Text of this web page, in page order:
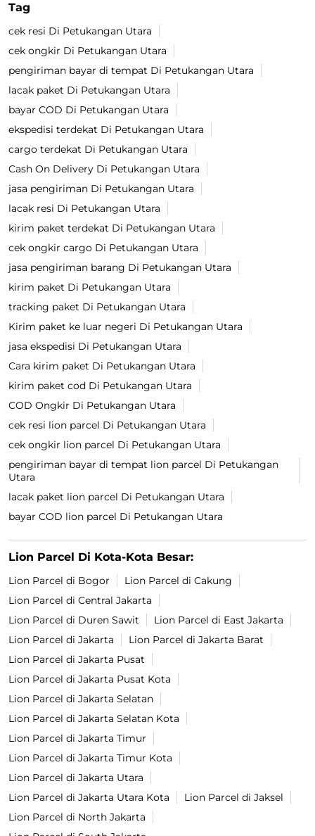
Tag
cek resi Di Petukangan Utara
cek ongkir Di Petukangan Utara
pengiriman bayar di tempat Di Petukangan Utara
lacak paket Di Petukangan Utara
bayar COD Di Petukangan Utara
ekspedisi terdekat Di Petukangan Utara
cargo terdekat Di Petukangan Utara
Cash On Delivery Di Petukangan Utara
jasa pengiriman Di Petukangan Utara
lacak resi Di Petukangan Utara
kirim paket terdekat Di Petukangan Utara
cek ongkir cargo Di Petukangan Utara
jasa pengiriman barang Di Petukangan Utara
kirim paket Di Petukangan Utara
tracking paket Di Petukangan Utara
Kirim paket ke luar negeri Di Petukangan Utara
jasa ekspedisi Di Petukangan Utara
Cara kirim paket Di Petukangan Utara
kirim paket cod Di Petukangan Utara
COD Ongkir Di Petukangan Utara
cek resi lion parcel Di Petukangan Utara
cek ongkir lion parcel Di Petukangan Utara
pengiriman bayar di tempat lion parcel Di Petukangan
Utara
lacak paket lion parcel Di Petukangan Utara
bayar COD lion parcel Di Petukangan Utara
Lion Parcel Di Kota-Kota Besar:
Lion Parcel di Bogor
Lion Parcel di Cakung
Lion Parcel di Central Jakarta
Lion Parcel di Duren Sawit
Lion Parcel di East Jakarta
Lion Parcel di Jakarta
Lion Parcel di Jakarta Barat
Lion Parcel di Jakarta Pusat
Lion Parcel di Jakarta Pusat Kota
Lion Parcel di Jakarta Selatan
Lion Parcel di Jakarta Selatan Kota
Lion Parcel di Jakarta Timur
Lion Parcel di Jakarta Timur Kota
Lion Parcel di Jakarta Utara
Lion Parcel di Jakarta Utara Kota
Lion Parcel di Jaksel
Lion Parcel di North Jakarta